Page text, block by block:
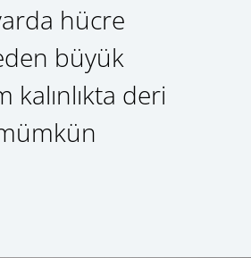
hücre
büyük
kalınlıkta deri